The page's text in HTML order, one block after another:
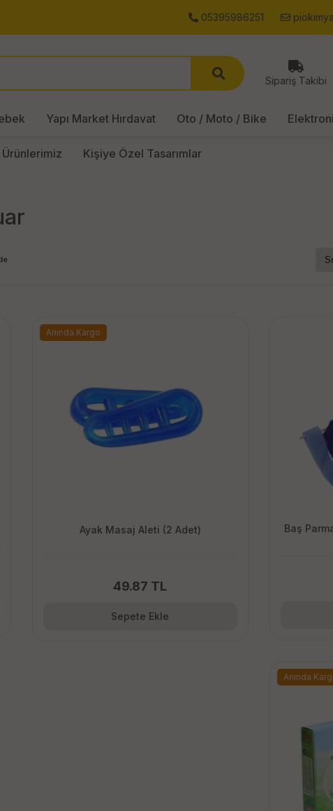
05395986251
Sipariş Takibi
Yapı Market Hırdavat Oto / Moto / Bike
Kişiye Özel Tasarımlar
Ayak Masaj Aleti (2 Adet)
49.87 TL
Anında Kargo
Sepete Ekle
Baş
Anında